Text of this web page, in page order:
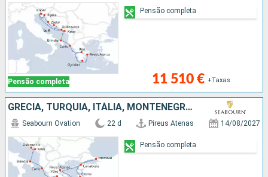
Pensão completa 11 510 € +Taxas
Pensão completa
GRÉCIA, TURQUIA, ITÁLIA, MONTENEGRO, CROÁCIA
Seabourn Ovation 22 d Pireus Atenas 14/08/2027
Pensão completa